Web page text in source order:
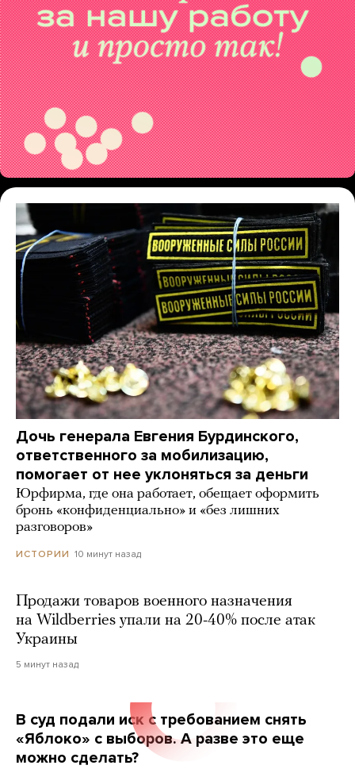
Дочь генерала Евгения Бурдинского,
ответственного за мобилизацию,
помогает от нее уклоняться за деньги
Юрфирма, где она работает, обещает оформить
бронь «конфиденциально» и «без лишних
разговоров»
ИСТОРИИ 10 минут назад
Продажи товаров военного назначения
на Wildberries упали на 20-40% после атак
Украины
5 минут назад
В суд подали иск с требованием снять
«Яблоко» с выборов. А разве это еще
можно сделать?